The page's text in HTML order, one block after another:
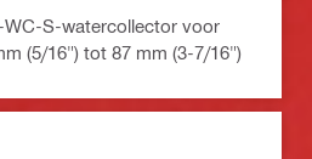
S-watercollector voor
(5/16") tot 87 mm (3-7/16")